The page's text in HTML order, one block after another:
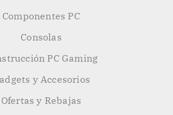
Componentes PC
Consolas
PC Gaming
y Accesorios
Ofertas y Rebajas